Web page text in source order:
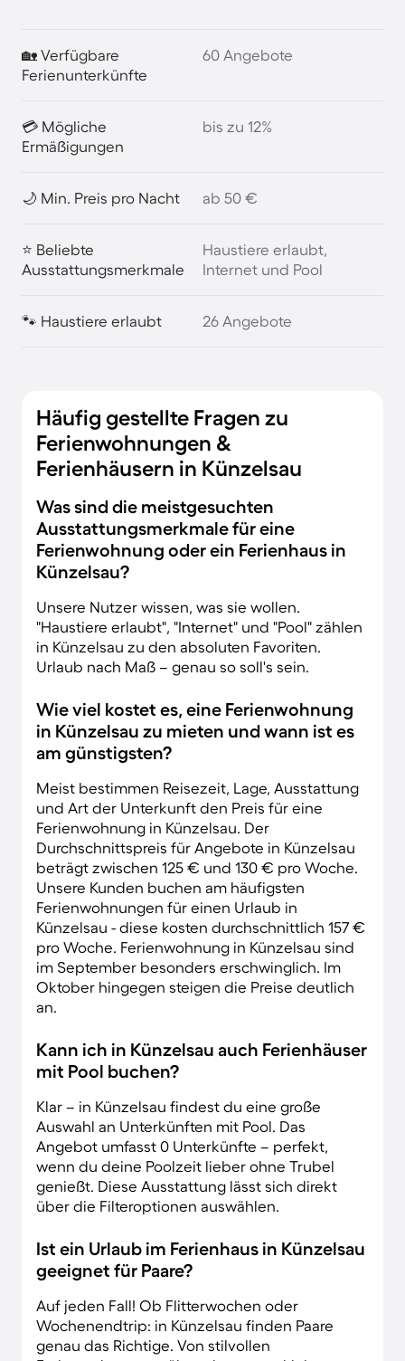
Den köstlichen Wein von den
sonnenverwöhnten Hängen der Region kannst
du wahlweise in Gaststuben oder in deinem
🏡 Verfügbare
Ferienunterkünfte
60 Angebote
💳 Mögliche
Ermäßigungen
bis zu 12%
🌙 Min. Preis pro Nacht ab 50 €
⭐ Beliebte
Ausstattungsmerkmale
Haustiere erlaubt,
Internet und Pool
🐾 Haustiere erlaubt 26 Angebote
Häufig gestellte Fragen zu
Ferienwohnungen &
Ferienhäusern in Künzelsau
Was sind die meistgesuchten
Ausstattungsmerkmale für eine
Ferienwohnung oder ein Ferienhaus in
Künzelsau?
Unsere Nutzer wissen, was sie wollen.
"Haustiere erlaubt", "Internet" und "Pool" zählen
in Künzelsau zu den absoluten Favoriten.
Urlaub nach Maß – genau so soll's sein.
Wie viel kostet es, eine Ferienwohnung
in Künzelsau zu mieten und wann ist es
am günstigsten?
Meist bestimmen Reisezeit, Lage, Ausstattung
und Art der Unterkunft den Preis für eine
Ferienwohnung in Künzelsau. Der
Durchschnittspreis für Angebote in Künzelsau
beträgt zwischen 125 € und 130 € pro Woche.
Unsere Kunden buchen am häufigsten
Ferienwohnungen für einen Urlaub in
Künzelsau - diese kosten durchschnittlich 157 €
pro Woche. Ferienwohnung in Künzelsau sind
im September besonders erschwinglich. Im
Oktober hingegen steigen die Preise deutlich
an.
Kann ich in Künzelsau auch Ferienhäuser
mit Pool buchen?
Klar – in Künzelsau findest du eine große
Auswahl an Unterkünften mit Pool. Das
Angebot umfasst 0 Unterkünfte – perfekt,
wenn du deine Poolzeit lieber ohne Trubel
genießt. Diese Ausstattung lässt sich direkt
über die Filteroptionen auswählen.
Ist ein Urlaub im Ferienhaus in Künzelsau
geeignet für Paare?
Auf jeden Fall! Ob Flitterwochen oder
Wochenendtrip: in Künzelsau finden Paare
genau das Richtige. Von stilvollen